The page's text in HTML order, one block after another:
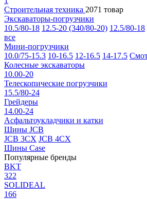
Строительная техника 2071 товар
Экскаваторы-погрузчики
10.5/80-18 12.5-20 (340/80-20) 12.5/80-18
все
Мини-погрузчики
10.0/75-15.3 10-16.5 12-16.5 14-17.5
Колесные экскаваторы
10.00-20
Телескопические погрузчики
15.5/80-24
Грейдеры
14.00-24
Асфальтоукладчики и катки
Шины JCB
JCB 3CX JCB 4CX
Шины Case
Популярные бренды
BKT
322
SOLIDEAL
166